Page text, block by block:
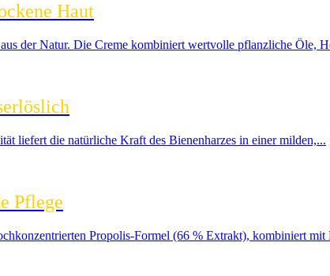
Haut
der Natur. Die Creme kombiniert wertvolle pflanzliche Öle,
liefert die natürliche Kraft des Bienenharzes in einer milden,...
Pflege
Propolis-Formel (66 % Extrakt), kombiniert